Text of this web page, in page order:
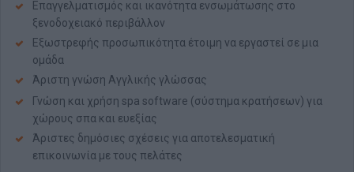
Επαγγελματισμός και ικανότητα ενσωμάτωσης στο
ξενοδοχειακό περιβάλλον
Εξωστρεφής προσωπικότητα έτοιμη να εργαστεί σε μια
ομάδα
Άριστη γνώση Αγγλικής γλώσσας
Γνώση και χρήση spa software (σύστημα κρατήσεων) για
χώρους σπα και ευεξίας
Άριστες δημόσιες σχέσεις για αποτελεσματική
επικοινωνία με τους πελάτες